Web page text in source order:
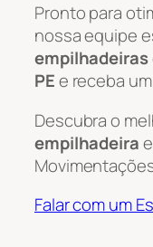
Pronto para
nossa equipe
empilhadeiras
PEe receba
Descubra o
empilhadeira
Falar com um